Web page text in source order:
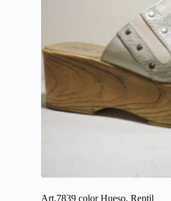
Art.7839 color Hueso, Reptil